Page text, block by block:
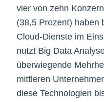
vier von zehn
(38,5 Prozent) haben
Cloud-Dienste im
nutzt Big Data
überwiegende
mittleren
diese Technologien